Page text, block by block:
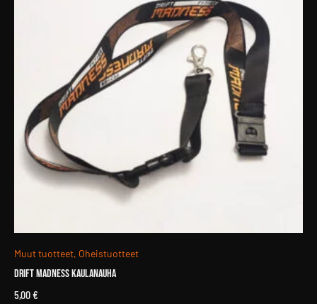
Muut tuotteet, Oheistuotteet
Drift Madness Kaulanauha
5,00€